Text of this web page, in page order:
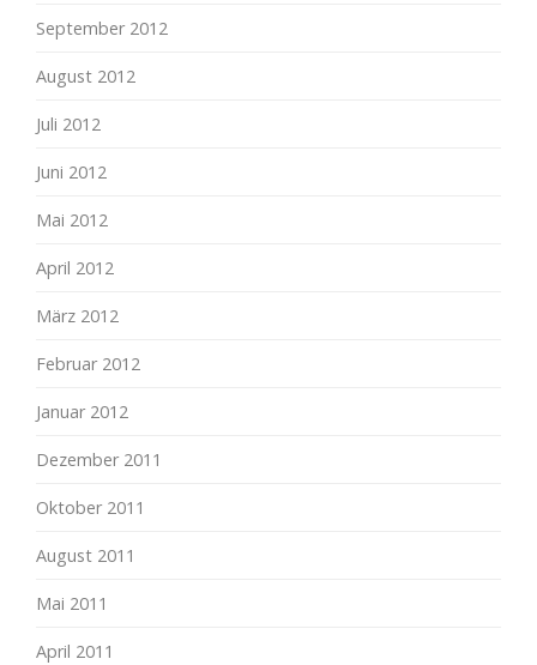
September 2012
August 2012
Juli 2012
Juni 2012
Mai 2012
April 2012
März 2012
Februar 2012
Januar 2012
Dezember 2011
Oktober 2011
August 2011
Mai 2011
April 2011